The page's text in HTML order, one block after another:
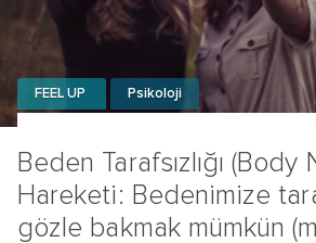
Beden Tarafsızlığı (Body
Hareketi: Bedenimize
gözle bakmak mümkün
FEEL UP Psikoloji